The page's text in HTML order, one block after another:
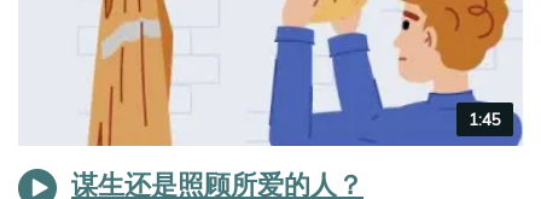
Video
duration
1:45
谋生还是照顾所爱的人？